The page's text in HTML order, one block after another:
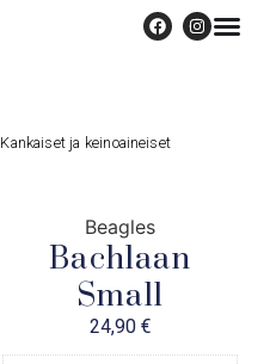
Kankaiset ja keinoaineiset
Beagles
Bachlaan
Small
24,90 €